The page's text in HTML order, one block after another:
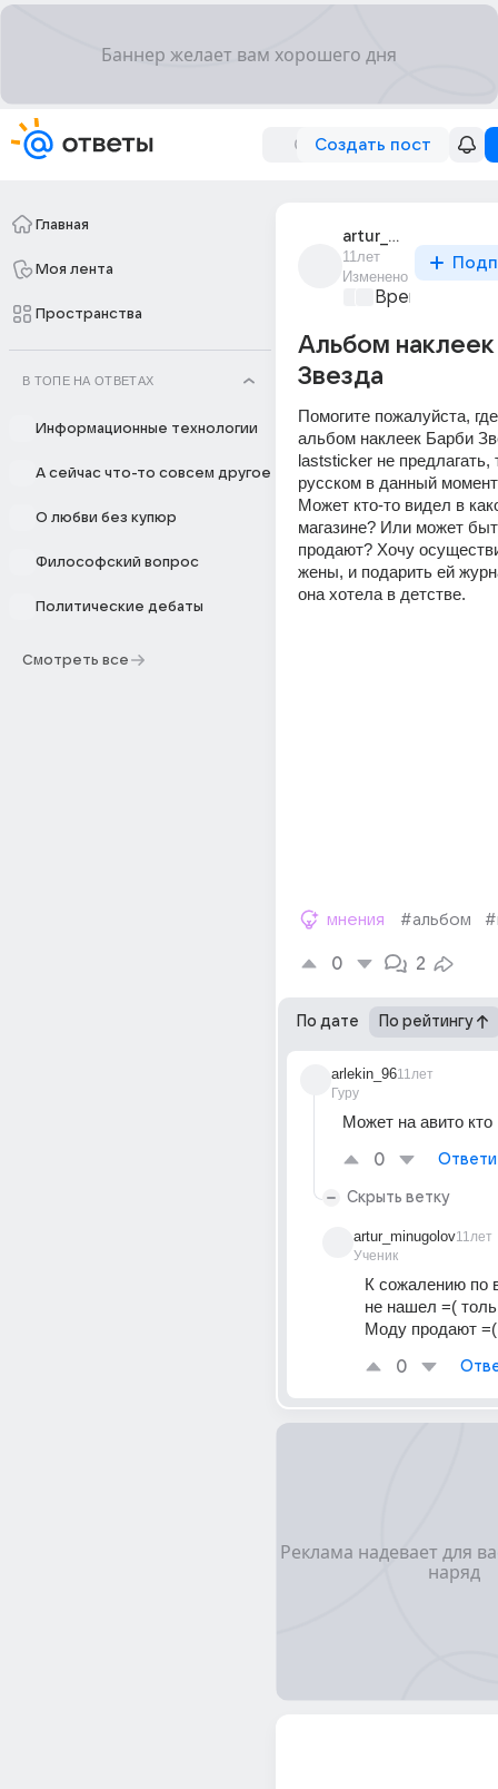
Создать пост
Главная
Моя лента
Пространства
В ТОПЕ НА ОТВЕТАХ
Информационные технологии
А сейчас что-то совсем другое
О любви без купюр
Философский вопрос
Политические дебаты
Смотреть все
artur_minugolov
11лет
Изменено
Время музыки
Альбом
Звезда
Помогите пожалуйста,
альбом наклеек Барби
laststicker не предлагать,
русском в данный
Может кто-то видел в
магазине? Или может
продают? Хочу
жены, и подарить ей
она хотела в детстве.
мнения #альбом
0 2
По дате По рейтингу
arlekin_96
Гуру
11лет
Может на авито кто
0
Скрыть ветку
artur_minugolov
Ученик
11лет
К сожалению по
не нашел =(
Моду продают =(
0